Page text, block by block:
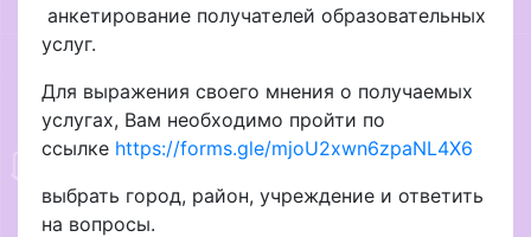
анкетирование получателей образовательных
услуг.
Для выражения своего мнения о получаемых
услугах, Вам необходимо пройти по
ссылке https://forms.gle/mjoU2xwn6zpaNL4X6
выбрать город, район, учреждение и ответить
на вопросы.